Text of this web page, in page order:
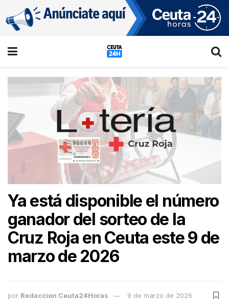
Ya está disponible el número
ganador del sorteo de la
Cruz Roja en Ceuta este 9 de
marzo de 2026
por Redaccion Ceuta24Horas 9 de marzo de 2026